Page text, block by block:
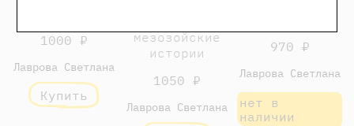
1000 ₽
Лаврова Светлана
Купить
мезозойские
истории
1050 ₽
Лаврова Светлана
970 ₽
Лаврова Светлана
нет в
наличии